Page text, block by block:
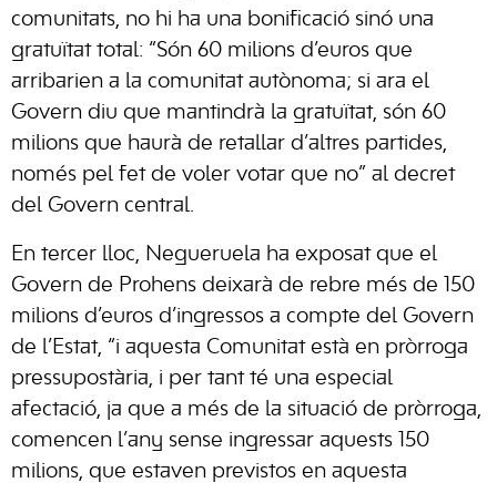
comunitats, no hi ha una bonificació sinó una
gratuïtat total: “Són 60 milions d’euros que
arribarien a la comunitat autònoma; si ara el
Govern diu que mantindrà la gratuïtat, són 60
milions que haurà de retallar d’altres partides,
només pel fet de voler votar que no” al decret
del Govern central.
En tercer lloc, Negueruela ha exposat que el
Govern de Prohens deixarà de rebre més de 150
milions d’euros d’ingressos a compte del Govern
de l’Estat, “i aquesta Comunitat està en pròrroga
pressupostària, i per tant té una especial
afectació, ja que a més de la situació de pròrroga,
comencen l’any sense ingressar aquests 150
milions, que estaven previstos en aquesta